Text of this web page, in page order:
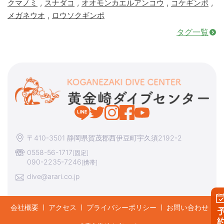
クマノミ , スナダコ , オオモンカエルアンコウ , コケギンポ ,
メガネウオ , ロウソクギンポ
タグ一覧
〒410-3501 静岡県賀茂郡西伊豆町宇久須2192-2
0558-56-1717[固定]
090-2235-7246[携帯]
dive@arari.co.jp
会社概要 アクセス プライバシーポリシー お問い合わせ